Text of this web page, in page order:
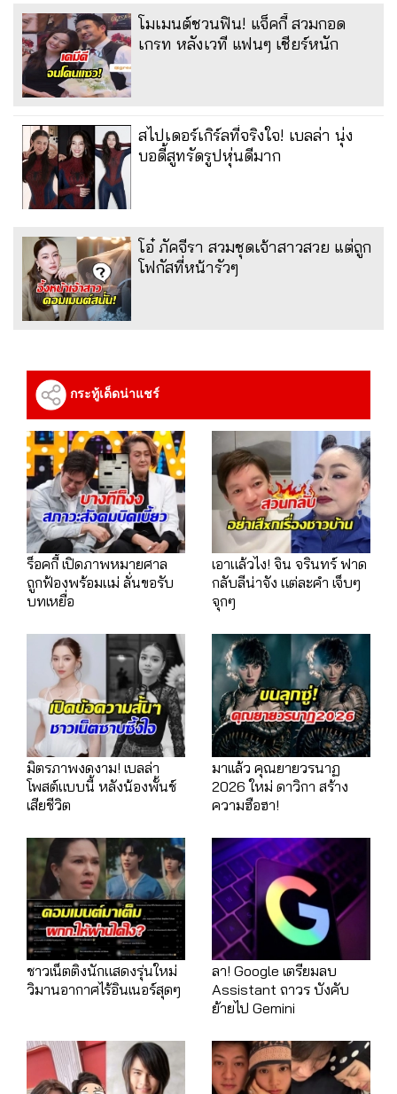
โมเมนต์ชวนฟิน! แจ็คกี้ สวมกอด
เกรท หลังเวที แฟนๆ เชียร์หนัก
สไปเดอร์เกิร์ลที่จริงใจ! เบลล่า นุ่ง
บอดี้สูทรัดรูปหุ่นดีมาก
โอ๋ ภัคจีรา สวมชุดเจ้าสาวสวย แต่ถูก
โฟกัสที่หน้ารัวๆ
กระทู้เด็ดน่าแชร์
ร็อคกี้ เปิดภาพหมายศาล
ถูกฟ้องพร้อมแม่ ลั่นขอรับ
บทเหยื่อ
เอาแล้วไง! จิน จรินทร์ ฟาด
กลับลีน่าจัง แต่ละคำ เจ็บๆ
จุกๆ
มิตรภาพงดงาม! เบลล่า
โพสต์แบบนี้ หลังน้องพั้นช์
เสียชีวิต
มาเเล้ว คุณยายวรนาฏ
2026 ใหม่ ดาวิกา สร้าง
ความฮือฮา!
ชาวเน็ตติงนักแสดงรุ่นใหม่
วิมานอากาศไร้อินเนอร์สุดๆ
ลา! Google เตรียมลบ
Assistant ถาวร บังคับ
ย้ายไป Gemini